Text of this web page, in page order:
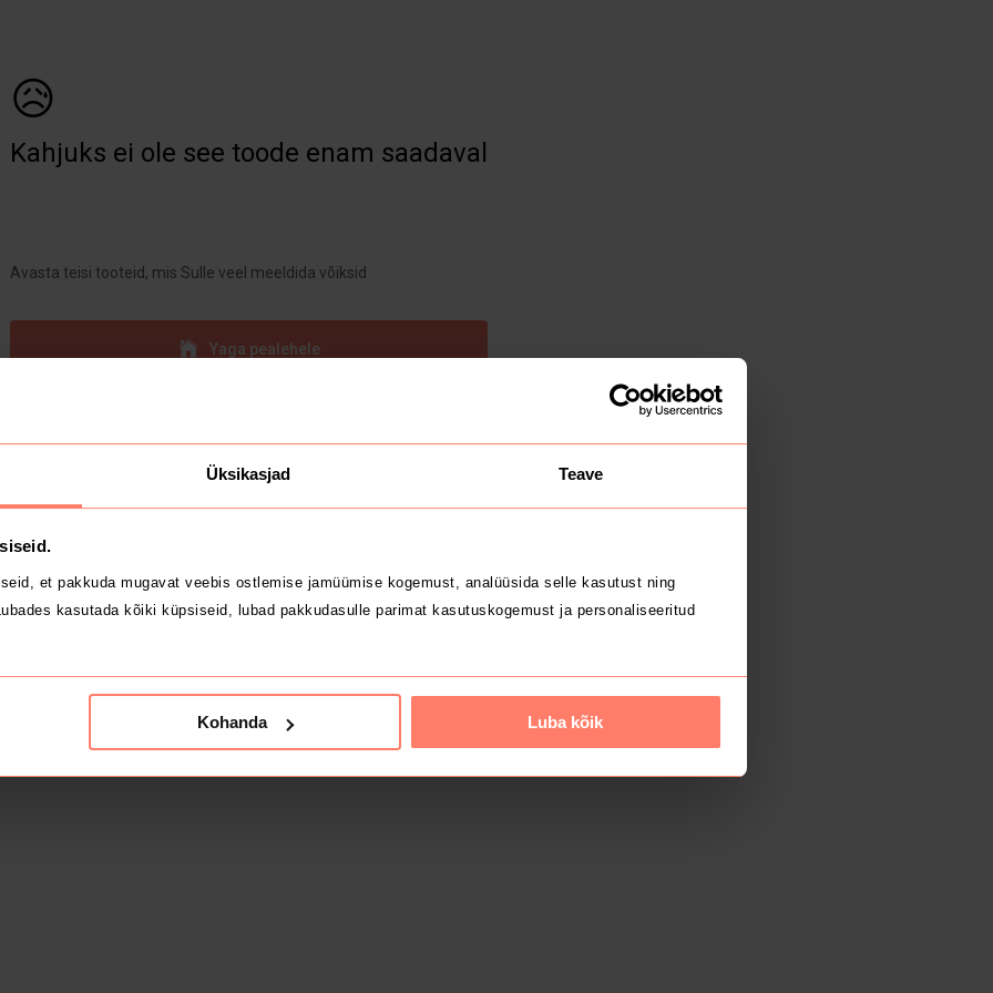
Üksikasjad Teave
et pakkuda mugavat veebis ostlemise jamüümise kogemust, analüüsida selle kasutust ning
kasutada kõiki küpsiseid, lubad pakkudasulle parimat kasutuskogemust ja personaliseeritud
Kohanda Luba kõik
😥
Kahjuks ei ole see toode enam saadaval
Avasta teisi tooteid, mis Sulle veel meeldida võiksid
Yaga pealehele